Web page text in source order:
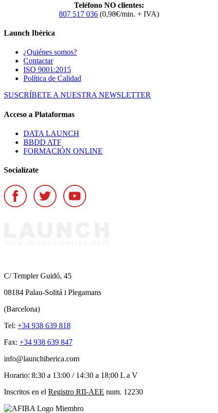
Teléfono NO clientes:
807 517 036 (0,98€/min. + IVA)
Launch Ibérica
¿Quiénes somos?
Contactar
ISO 9001:2015
Política de Calidad
SUSCRÍBETE A NUESTRA NEWSLETTER
Acceso a Plataformas
DATA LAUNCH
BBDD ATF
FORMACIÓN ONLINE
Socialízate
C/ Templer Guidó, 45
08184 Palau-Solitá i Plegamans
(Barcelona)
Tel: +34 938 639 818
Fax: +34 938 639 847
info@launchiberica.com
Horario: 8:30 a 13:00 / 14:30 a 18:00 L a V
Inscritos en el Registro RII-AEE num. 12230